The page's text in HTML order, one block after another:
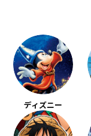
ディズニー